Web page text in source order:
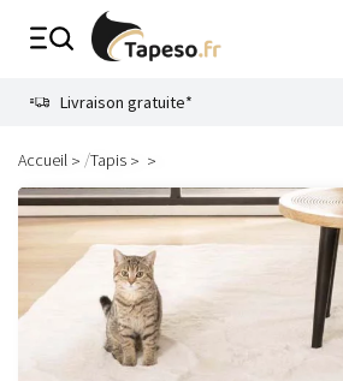
Livraison gratuite*
Accueil /Tapis